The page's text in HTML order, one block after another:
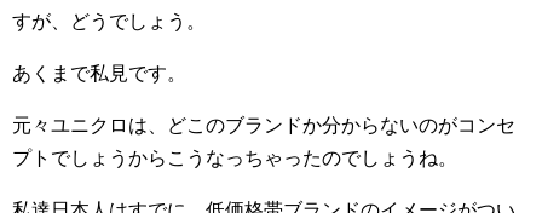
すが、どうでしょう。
あくまで私見です。
元々ユニクロは、どこのブランドか分からないのがコンセ
プトでしょうからこうなっちゃったのでしょうね。